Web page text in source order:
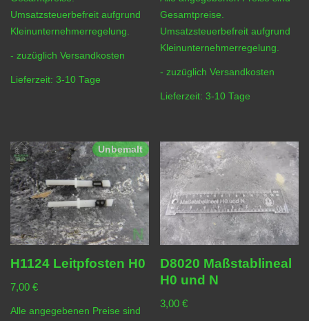
Umsatzsteuerbefreit aufgrund
Kleinunternehmerregelung.
- zuzüglich Versandkosten
Lieferzeit: 3-10 Tage
Gesamtpreise.
Umsatzsteuerbefreit aufgrund
Kleinunternehmerregelung.
- zuzüglichVersandkosten
Lieferzeit:3-10 Tage
Unbemalt
H1124 Leitpfosten H0
7,00 €
Alle angegebenen Preise sind
D8020 Maßstablineal
H0 und N
3,00€